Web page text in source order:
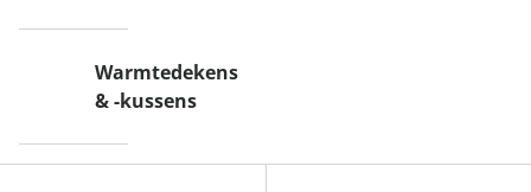
Warmtedekens
& -kussens